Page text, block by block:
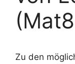
Zu den